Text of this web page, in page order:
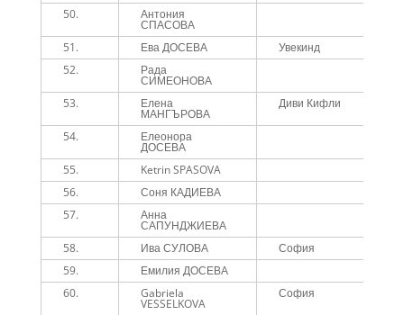
50.
Антония
СПАСОВА
51. Ева ДОСЕВА Увекинд
52.
Рада
СИМЕОНОВА
53. Елена
МАНГЪРОВА
Диви Кифли
54. Елеонора
ДОСЕВА
55. Ketrin SPASOVA
56.
Соня КАДИЕВА
57.
Анна
САПУНДЖИЕВА
58. Ива СУЛОВА София
59.
Емилия ДОСЕВА
60.
Gabriela
VESSELKOVA
София